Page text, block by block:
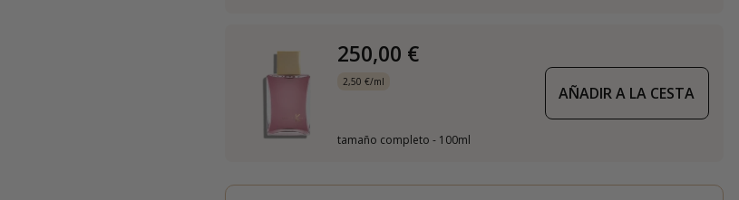
250,00 €
2,50 €/ml
tamaño completo - 100ml
AÑADIR A LA CESTA